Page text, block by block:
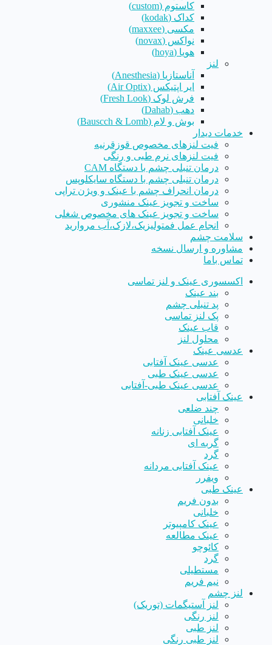
کاستوم (custom)
کداک (kodak)
مکسی (maxxee)
نواکس (novax)
هویا (hoya)
لنز
آناستازیا (Anesthesia)
ایر اپتیکس (Air Optix)
فرش لوک (Fresh Look)
دهب (Dahab)
بوش و لام (Bauscch & Lomb)
خدمات دیدار
فیت لنزهای مخصوص قوزقرنیه
فیت لنزهای نرم طبی و رنگی
درمان تنبلی چشم با دستگاه CAM
درمان تنبلی چشم با دستگاه سایکلوپس
درمان انحراف چشم با عینک و ویژن تراپی
ساخت و تجویز عینک منشوری
ساخت و تجویز عینک های مخصوص شغلی
انجام عمل فمتولیزیک،لازک،آب مروارید
سلامت چشم
مشاوره و ارسال نسخه
تماس باما
اکسسوری عینک و لنز تماسی
بند عینک
پد تنبلی چشم
پک لنز تماسی
قاب عینک
محلول لنز
عدسی عینک
عدسی عینک آفتابی
عدسی عینک طبی
عدسی عینک طبی-آفتابی
عینک آفتابی
چند ضلعی
خلبانی
عینک آفتابی زنانه
گربه ای
گرد
عینک آفتابی مردانه
ویفرر
عینک طبی
بدون فریم
خلبانی
عینک کامپیوتر
عینک مطالعه
کائوچو
گرد
مستطیلی
نیم فریم
لنز چشم
لنز آستیگمات (توریک)
لنز رنگی
لنز طبی
لنز طبی رنگی